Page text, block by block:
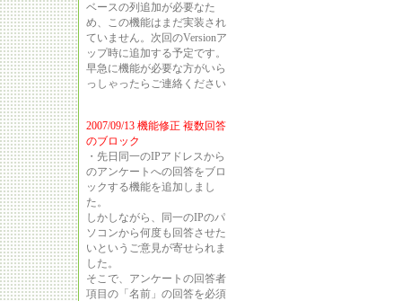
ベースの列追加が必要なた
め、この機能はまだ実装され
ていません。次回のVersionア
ップ時に追加する予定です。
早急に機能が必要な方がいら
っしゃったらご連絡ください
2007/09/13 機能修正 複数回答
のブロック
・先日同一のIPアドレスから
のアンケートへの回答をブロ
ックする機能を追加しまし
た。
しかしながら、同一のIPのパ
ソコンから何度も回答させた
いというご意見が寄せられま
した。
そこで、アンケートの回答者
項目の「名前」の回答を必須